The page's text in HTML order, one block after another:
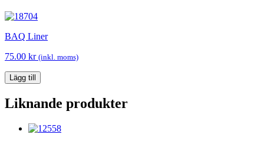
BAQ Liner
75.00 kr (inkl. moms)
Lägg till
Liknande produkter